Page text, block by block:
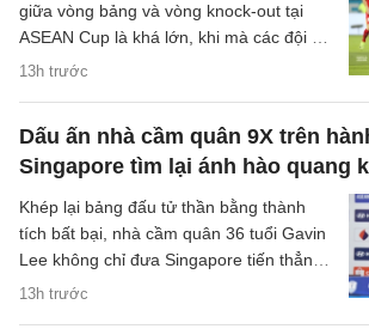
13h trước
giữa vòng bảng và vòng knock-out tại
ASEAN Cup là khá lớn, khi mà các đội sẽ
có quãng nghỉ lên tới một tuần cho các
Dấu ấn nhà cầm quân 9X trên
Singapore tìm lại ánh hào quang
13h trước
Khép lại bảng đấu tử thần bằng thành
tích bất bại, nhà cầm quân 36 tuổi Gavin
Lee không chỉ đưa Singapore tiến thẳng
vào bán kết ASEAN Cup 2026, mà còn